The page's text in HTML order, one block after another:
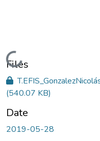
Loading...
Files
(540.07 KB)
Date
2019-05-28